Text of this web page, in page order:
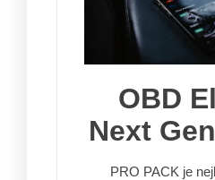
OBD
Next
PRO PACK je